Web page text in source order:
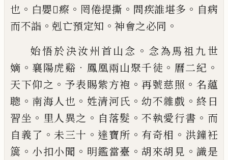
也 。 白嬰𱱖瘵 。 罔倦提撕 。 問疾誰堪多 。 自病
而不詣 。 剋亡預定知 。 神會之必同 。
始悟於決汝州首山念 。 念為馬祖九世
嫡 。 襄陽虎谿 ． 鳳凰兩山聚千徒 。 曆二紀 。
天下仰之 。 予表賜紫方袍 。再號慈照 。名蘊
聰 。 南海人也 。 姓清河氏 。 幼不雜戲 。 終日
習坐 。 里人異之 。 自落髮 。不執愛行書 。 而
自義了 。 未三十 。 達寶所 。 有奇相 。 洪鐘衽
簴 。 小扣小聞 。 明鑑當臺 。胡來胡見 。識是